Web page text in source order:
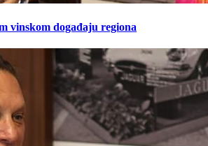
vinskom događaju regiona